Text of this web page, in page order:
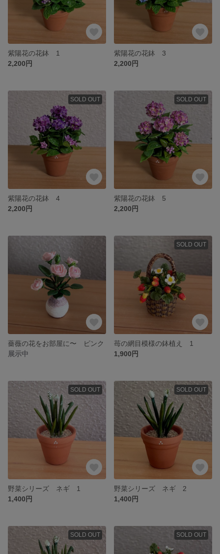
紫陽花の花鉢 1
2,200円
紫陽花の花鉢 3
2,200円
SOLD OUT
紫陽花の花鉢 4
2,200円
SOLD OUT
紫陽花の花鉢 5
2,200円
薔薇の花をお部屋に〜 ピンク
展示中
SOLD OUT
苺の網目模様の鉢植え 1
1,900円
SOLD OUT
野菜シリーズ ネギ 1
1,400円
SOLD OUT
野菜シリーズ ネギ 2
1,400円
SOLD OUT SOLD OUT